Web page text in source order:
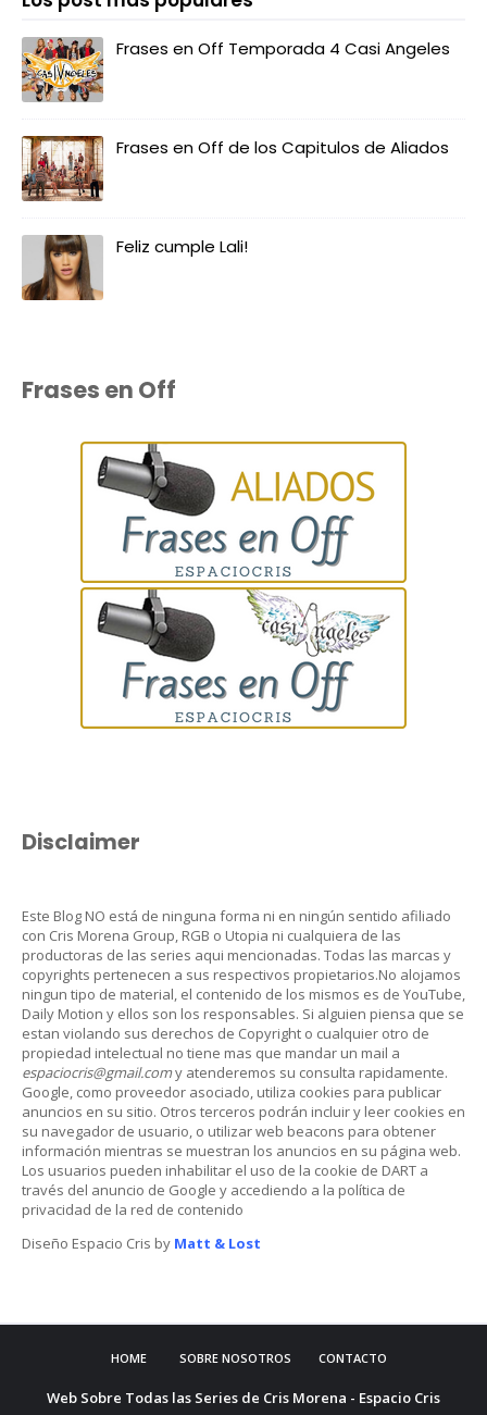
Frases en Off Temporada 4 Casi Angeles
Frases en Off de los Capitulos de Aliados
Feliz cumple Lali!
Frases en Off
Disclaimer
Este Blog NO está de ninguna forma ni en ningún sentido afiliado
con Cris Morena Group, RGB o Utopia ni cualquiera de las
productoras de las series aqui mencionadas. Todas las marcas y
copyrights pertenecen a sus respectivos propietarios.No alojamos
ningun tipo de material, el contenido de los mismos es de YouTube,
Daily Motion y ellos son los responsables. Si alguien piensa que se
estan violando sus derechos de Copyright o cualquier otro de
propiedad intelectual no tiene mas que mandar un mail a
espaciocris@gmail.comy atenderemos su consulta rapidamente.
Google, como proveedor asociado, utiliza cookies para publicar
anuncios en su sitio. Otros terceros podrán incluir y leer cookies en
su navegador de usuario, o utilizar web beacons para obtener
información mientras se muestran los anuncios en su página web.
Los usuarios pueden inhabilitar el uso de la cookie de DART a
través del anuncio de Google y accediendo a la política de
privacidad de la red de contenido
Diseño Espacio Cris by Matt & Lost
HOME SOBRE NOSOTROS CONTACTO
Web Sobre Todas las Series de Cris Morena - Espacio Cris